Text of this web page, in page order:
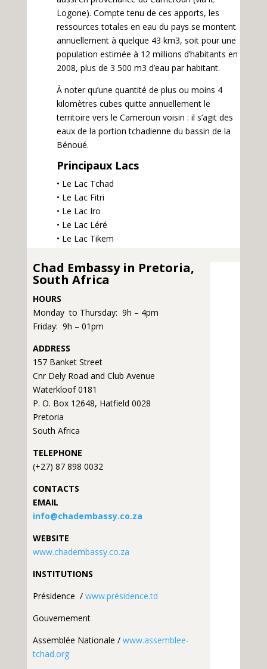
Logone). Compte tenu de ces apports, les
ressources totales en eau du pays se montent
annuellement à quelque 43 km3, soit pour une
population estimée à 12 millions d’habitants en
2008, plus de 3 500 m3 d’eau par habitant.
À noter qu’une quantité de plus ou moins 4
kilomètres cubes quitte annuellement le
territoire vers le Cameroun voisin : il s’agit des
eaux de la portion tchadienne du bassin de la
Bénoué.
Principaux Lacs
• Le Lac Tchad
• Le Lac Fitri
• Le Lac Iro
• Le Lac Léré
• Le Lac Tikem
Chad Embassy in Pretoria,
South Africa
HOURS
Monday to Thursday: 9h – 4pm
Friday: 9h – 01pm
ADDRESS
157 Banket Street
Cnr Dely Road and Club Avenue
Waterkloof 0181
P. O. Box 12648, Hatfield 0028
Pretoria
South Africa
TELEPHONE
(+27) 87 898 0032
CONTACTS
EMAIL
info@chadembassy.co.za
WEBSITE
www.chadembassy.co.za
INSTITUTIONS
Présidence / www.présidence.td
Gouvernement
Assemblée Nationale / www.assemblee-
tchad.org